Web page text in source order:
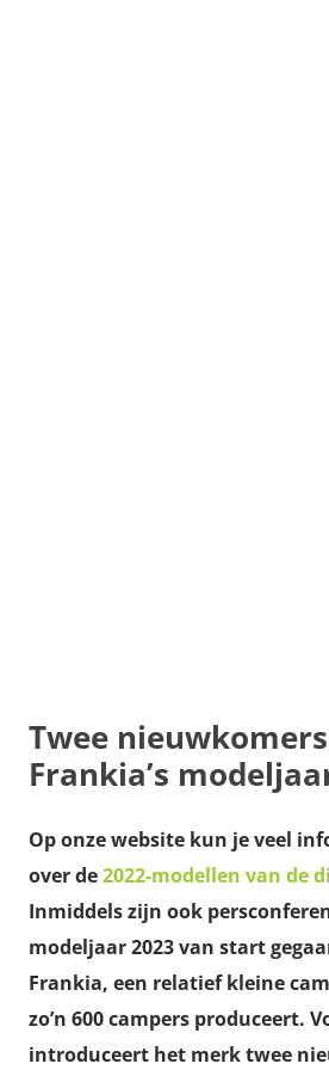
Twee
Frankia’s
Op onze website kun je veel
over de2022-modellen van de
Inmiddels zijn ook
modeljaar 2023 van start
Frankia, een relatief kleine
zo’n 600 campers produceert.
introduceert het merk twee